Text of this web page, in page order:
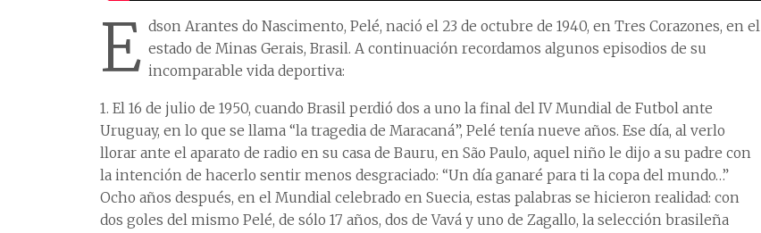
E dson Arantes do Nascimento, Pelé, nació el 23 de octubre de 1940, en Tres Corazones, en el
estado de Minas Gerais, Brasil. A continuación recordamos algunos episodios de su
incomparable vida deportiva:
1. El 16 de julio de 1950, cuando Brasil perdió dos a uno la final del IV Mundial de Futbol ante
Uruguay, en lo que se llama “la tragedia de Maracaná”, Pelé tenía nueve años. Ese día, al verlo
llorar ante el aparato de radio en su casa de Bauru, en São Paulo, aquel niño le dijo a su padre con
la intención de hacerlo sentir menos desgraciado: “Un día ganaré para ti la copa del mundo…”
Ocho años después, en el Mundial celebrado en Suecia, estas palabras se hicieron realidad: con
dos goles del mismo Pelé, de sólo 17 años, dos de Vavá y uno de Zagallo, la selección brasileña